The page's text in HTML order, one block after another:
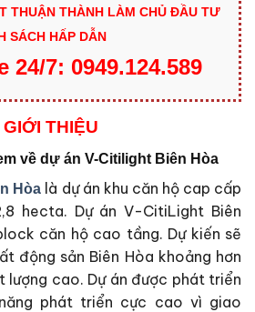
THUẬN THÀNH LÀM CHỦ ĐẦU TƯ
SÁCH HẤP DẪN
24/7: 0949.124.589
GIỚI THIỆU
về dự án V-Citilight Biên Hòa
Hòa là dự án khu căn hộ cap cấp
hecta. Dự án V-CitiLight Biên
căn hộ cao tầng. Dự kiến sẽ
động sản Biên Hòa khoảng hơn
lượng cao. Dự án được phát triển
phát triển cực cao vì giao